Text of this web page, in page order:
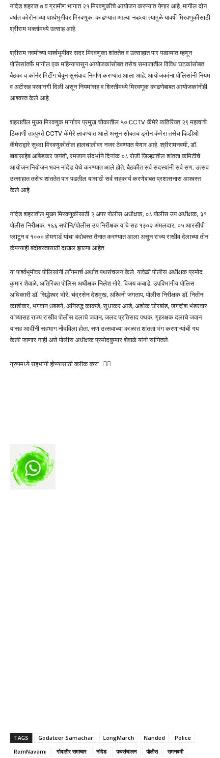
नांदेड शहरात ७ व ग्रामीण भागात २१ मिरवणुकीचे आयोजन करण्यात येणार आहे. मागील दोन
वर्षात कोरोनाच्या पार्श्वभुमीवर मिरवणुका काढण्यात आल्या नव्हत्या त्यामुळे यावर्षी मिरवणुकीसाठी
श्रीराम भक्तांमध्ये उत्साह आहे.
श्रीराम नवमीच्या पार्श्वभूमीवर सदर मिरवणुका शांततेत व उत्साहात पार पडाव्यात म्हणून
पोलिसांतर्फे मागील एक महिन्यापासुन आयोजकांसोबत तसेच समाजातील विविध घटकांसोबत
बैठका व कॉर्नर मिटींग घेवून सुसंवाद निर्माण करण्यात आला आहे. आयोजकांना पोलिसांनी नियम
व अटीसह परवानगी दिली असून नियमांसह व शिस्तीमध्ये मिरवणूक काढणेबाबत आयोजकांनीही
आश्वस्त केले आहे.
शहरातील मुख्य मिरवणुक मार्गावर प्रमुख चौकातील ५० CCTV कॅमेरे व्यतिरिक्त २९ महत्वाचे
ठिकाणी तात्पुरते CCTV कॅमेरे लावण्यात आले असून सोबतच ड्रोन कॅमेरा तसेच व्हिडीओ
कॅमेराद्वारे सुध्दा मिरवणुकीतील हालचालीवर नजर ठेवण्यात येणार आहे. श्रीरामनवमी, डॉ.
बाबासाहेब आंबेडकर जयंती, रमजान संदर्भाने दिनांक ०८ रोजी जिल्ह्यातील शांतता कमिटीचे
आयोजन नियोजन भवन नांदेड येथे करण्यात आले होते. बैठकीत सर्व सदस्यांनी सर्व सण, उत्सव
उत्साहात तसेच शांततेत पार पडतील यासाठी सर्व सहकार्य करणेबाबत प्रशासनास आश्वस्त
केले आहे.
नांदेड शहरातील मुख्य मिरवणुकीसाठी २ अपर पोलीस अधीक्षक, ०८ पोलीस उप अधीक्षक, ३१
पोलीस निरीक्षक, १६६ सपोनि/पोलीस उप निरीक्षक यांचे सह १३०२ अंमलदार, ०५ आरसीपी
प्लाटून व १००० होमगार्ड यांचा बंदोबस्त तैनात करण्यात आला असून राज्य राखीव देलाच्या तीन
कंपन्याही बंदोबस्तासाठी दाखल झाल्या आहेत.
या पार्श्वभूमीवर पोलिसांनी लॉंगमार्च अर्थात पथसंचलन केले. यावेळी पोलीस अधीक्षक प्रमोद
कुमार शेवाळे, अतिरिक्त पोलिस अधीक्षक निलेश मोरे, विजय कबाडे, उपविभागीय पोलिस
अधिकारी डॉ. सिद्धेश्वर भोरे, चंद्रसेन देशमुख, अश्विनी जगताप, पोलीस निरीक्षक डॉ. नितीन
काशीकर, भगवान धबडगे, अनिरुद्ध काकडे, सुधाकर आडे, अशोक घोरबांड, जगदीश भंडरवार
यांच्यासह राज्य राखीव पोलीस दलाचे जवान, जलद प्रतिसाद पथक, गृहरक्षक दलाचे जवान
यासह आदींनी सहभाग नोंदविला होता. सण उत्सवाच्या काळात शांतता भंग करणाऱ्यांची गय
केली जाणार नाही असे पोलीस अधीक्षक प्रमोदकुमार शेवाळे यांनी सांगितले.
ग्रुपमध्ये सहभागी होण्यासाठी क्लीक करा…👆🏻
TAGS Godateer Samachar LongMarch Nanded
Police
RamNavami
गोदातीर समाचार नांदेड पथसंचालन पोलीस रामनवमी